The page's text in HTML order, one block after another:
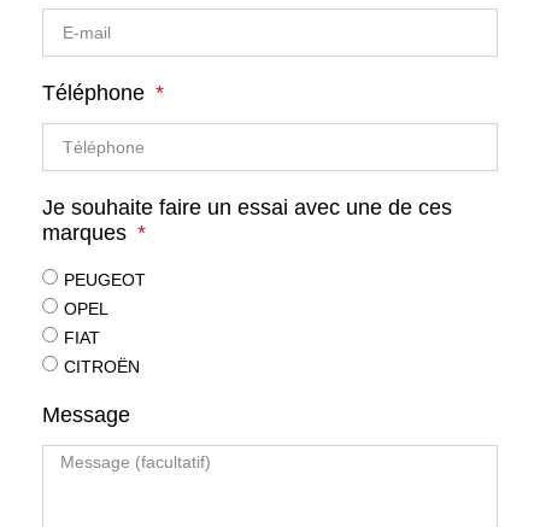
Téléphone
Je souhaite faire un essai avec une de ces
marques
PEUGEOT
OPEL
FIAT
CITROËN
Message